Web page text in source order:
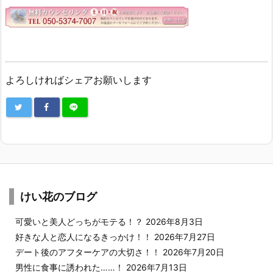
よろしければシェアお願いします
けい花のブログ
可愛いと美人どっちがモテる！？ 2026年8月3日
好きな人と恋人になるきっかけ！！
2026年7月27日
デート後のアフターケアの大切さ！！
2026年7月20日
男性に食事に誘われた……！
2026年7月13日